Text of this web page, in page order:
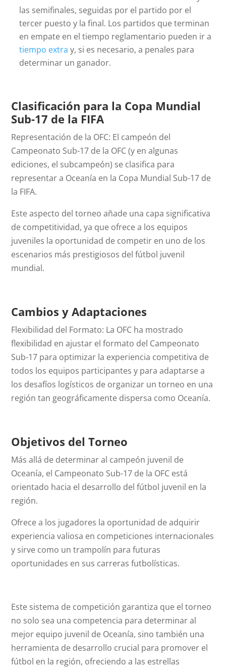
las semifinales, seguidas por el partido por el
tercer puesto y la final. Los partidos que terminan
en empate en el tiempo reglamentario pueden ir a
tiempo extra y, si es necesario, a penales para
determinar un ganador.
Clasificación para la Copa Mundial
Sub-17 de la FIFA
Representación de la OFC: El campeón del
Campeonato Sub-17 de la OFC (y en algunas
ediciones, el subcampeón) se clasifica para
representar a Oceanía en la Copa Mundial Sub-17 de
la FIFA.
Este aspecto del torneo añade una capa significativa
de competitividad, ya que ofrece a los equipos
juveniles la oportunidad de competir en uno de los
escenarios más prestigiosos del fútbol juvenil
mundial.
Cambios y Adaptaciones
Flexibilidad del Formato: La OFC ha mostrado
flexibilidad en ajustar el formato del Campeonato
Sub-17 para optimizar la experiencia competitiva de
todos los equipos participantes y para adaptarse a
los desafíos logísticos de organizar un torneo en una
región tan geográficamente dispersa como Oceanía.
Objetivos del Torneo
Más allá de determinar al campeón juvenil de
Oceanía, el Campeonato Sub-17 de la OFC está
orientado hacia el desarrollo del fútbol juvenil en la
región.
Ofrece a los jugadores la oportunidad de adquirir
experiencia valiosa en competiciones internacionales
y sirve como un trampolín para futuras
oportunidades en sus carreras futbolísticas.
Este sistema de competición garantiza que el torneo
no solo sea una competencia para determinar al
mejor equipo juvenil de Oceanía, sino también una
herramienta de desarrollo crucial para promover el
fútbol en la región, ofreciendo a las estrellas